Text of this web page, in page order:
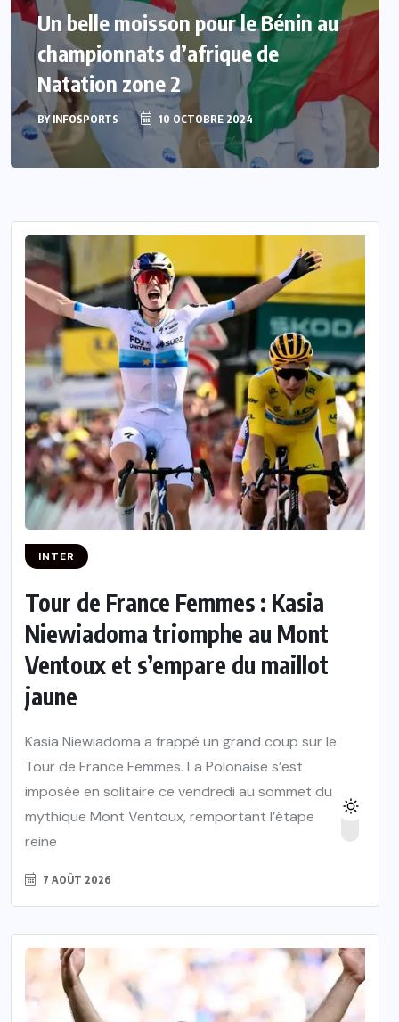
Un belle moisson pour le Bénin au
championnats d’afrique de
Natation zone 2
BY INFOSPORTS 10 OCTOBRE 2024
INTER
Tour de France Femmes : Kasia
Niewiadoma triomphe au Mont
Ventoux et s’empare du maillot
jaune
Kasia Niewiadoma a frappé un grand coup sur le
Tour de France Femmes. La Polonaise s’est
imposée en solitaire ce vendredi au sommet du
mythique Mont Ventoux, remportant l’étape
reine
7 AOÛT 2026